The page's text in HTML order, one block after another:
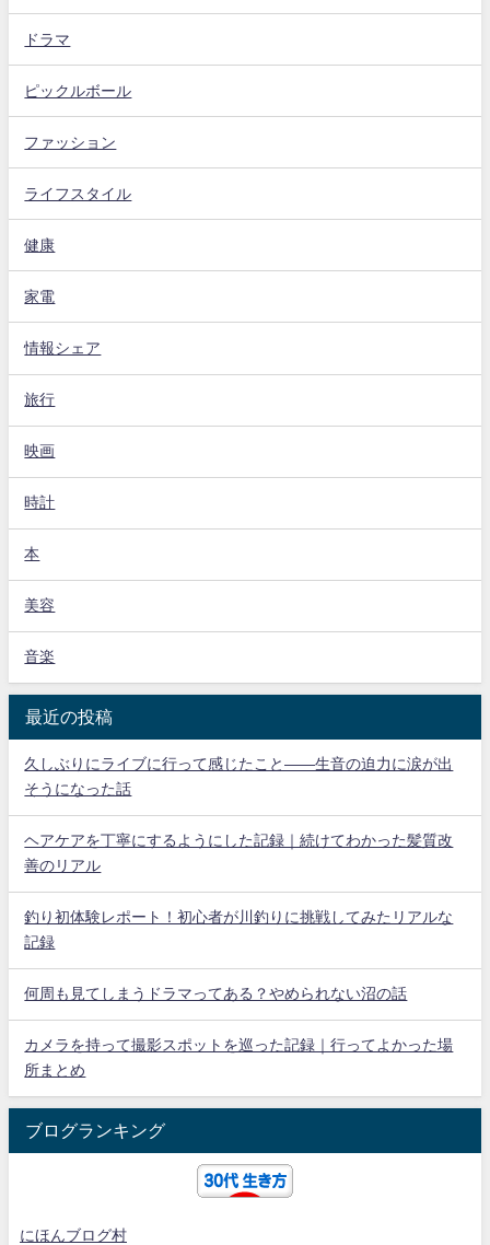
ドラマ
ピックルボール
ファッション
ライフスタイル
健康
家電
情報シェア
旅行
映画
時計
本
美容
音楽
最近の投稿
久しぶりにライブに行って感じたこと——生音の迫力に涙が出
そうになった話
ヘアケアを丁寧にするようにした記録｜続けてわかった髪質改
善のリアル
釣り初体験レポート！初心者が川釣りに挑戦してみたリアルな
記録
何周も見てしまうドラマってある？やめられない沼の話
カメラを持って撮影スポットを巡った記録｜行ってよかった場
所まとめ
ブログランキング
にほんブログ村